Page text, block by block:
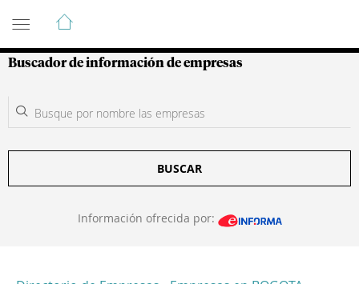
Guía de Empresas Colombianas
Buscador de información de empresas
BUSCAR
Información ofrecida por: